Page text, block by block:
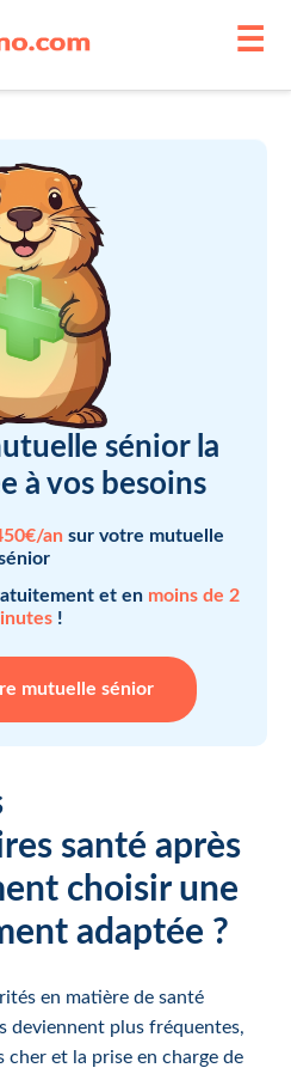
☰
sénior la
à vos besoins
an sur votre mutuelle
et en moins de 2
!
mutuelle sénior
santé après
choisir une
adaptée ?
en matière de santé
deviennent plus fréquentes,
et la prise en charge de